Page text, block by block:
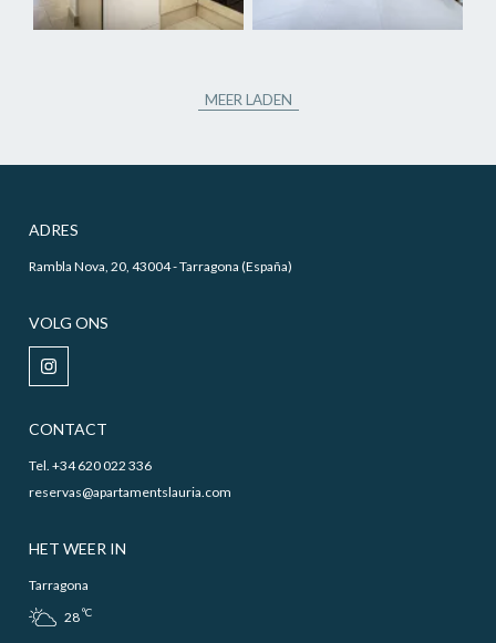
MEER LADEN
ADRES
Rambla Nova, 20, 43004 - Tarragona (España)
VOLG ONS
CONTACT
Tel. +34 620 022 336
reservas@apartamentslauria.com
HET WEER IN
Tarragona
28ºC